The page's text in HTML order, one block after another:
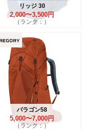
リッジ 30
2,000〜3,500円
（ランク：）
パラゴン58
5,000〜7,000円
（ランク：）